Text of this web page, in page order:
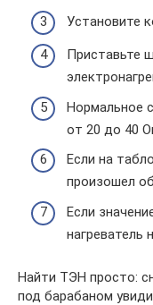
Установите
Приставьте
Нормальное
от 20 до 40
Если на
произошел
Если
нагреватель
Найти ТЭН просто:
под барабаном